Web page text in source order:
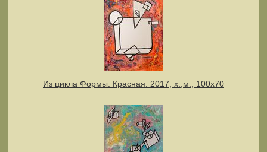
Из цикла Формы. Красная. 2017, х.,м., 100х70